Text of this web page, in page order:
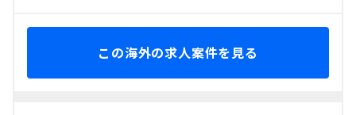
この海外の求人案件を見る